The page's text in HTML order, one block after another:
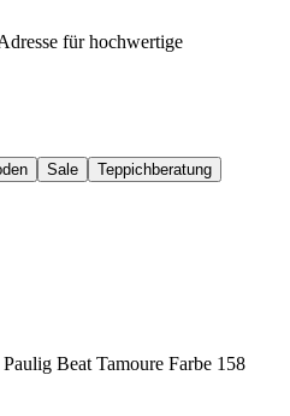
für hochwertige
Sale Teppichberatung
Paulig Beat Tamoure Farbe 158